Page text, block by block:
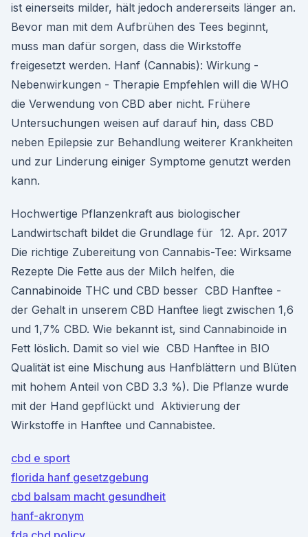
ist einerseits milder, hält jedoch andererseits länger an.
Bevor man mit dem Aufbrühen des Tees beginnt,
muss man dafür sorgen, dass die Wirkstoffe
freigesetzt werden. Hanf (Cannabis): Wirkung -
Nebenwirkungen - Therapie Empfehlen will die WHO
die Verwendung von CBD aber nicht. Frühere
Untersuchungen weisen auf darauf hin, dass CBD
neben Epilepsie zur Behandlung weiterer Krankheiten
und zur Linderung einiger Symptome genutzt werden
kann.
Hochwertige Pflanzenkraft aus biologischer
Landwirtschaft bildet die Grundlage für 12. Apr. 2017
Die richtige Zubereitung von Cannabis-Tee: Wirksame
Rezepte Die Fette aus der Milch helfen, die
Cannabinoide THC und CBD besser CBD Hanftee -
der Gehalt in unserem CBD Hanftee liegt zwischen 1,6
und 1,7% CBD. Wie bekannt ist, sind Cannabinoide in
Fett löslich. Damit so viel wie CBD Hanftee in BIO
Qualität ist eine Mischung aus Hanfblättern und Blüten
mit hohem Anteil von CBD 3.3 %). Die Pflanze wurde
mit der Hand gepflückt und Aktivierung der
Wirkstoffe in Hanftee und Cannabistee.
cbd e sport
florida hanf gesetzgebung
cbd balsam macht gesundheit
hanf-akronym